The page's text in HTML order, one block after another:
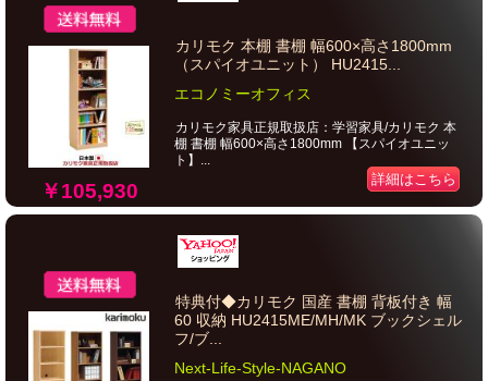
￥105,930
カリモク 本棚 書棚 幅600×高さ1800mm
（スパイオユニット） HU2415...
エコノミーオフィス
カリモク家具正規取扱店：学習家具/カリモク 本
棚 書棚 幅600×高さ1800mm 【スパイオユニッ
ト】...
詳細はこちら
特典付◆カリモク 国産 書棚 背板付き 幅
60 収納 HU2415ME/MH/MK ブックシェル
フ/ブ...
Next-Life-Style-NAGANO